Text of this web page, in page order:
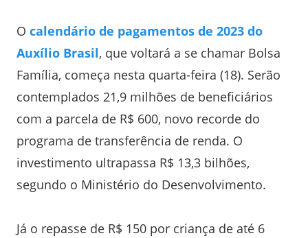
O calendário de pagamentos de 2023 do
Auxílio Brasil, que voltará a se chamar Bolsa
Família, começa nesta quarta-feira (18). Serão
contemplados 21,9 milhões de beneficiários
com a parcela de R$ 600, novo recorde do
programa de transferência de renda. O
investimento ultrapassa R$ 13,3 bilhões,
segundo o Ministério do Desenvolvimento.
Já o repasse de R$ 150 por criança de até 6